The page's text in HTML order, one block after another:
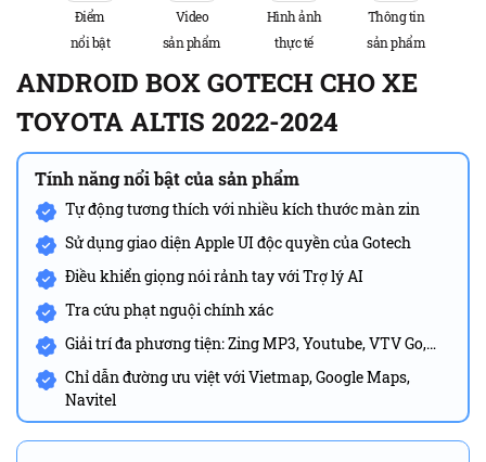
Điểm
nổi bật
Video
sản phẩm
Hình ảnh
thực tế
Thông tin
sản phẩm
ANDROID BOX GOTECH CHO XE
TOYOTA ALTIS 2022-2024
Tính năng nổi bật của sản phẩm
Tự động tương thích với nhiều kích thước màn zin
Sử dụng giao diện Apple UI độc quyền của Gotech
Điều khiển giọng nói rảnh tay với Trợ lý AI
Tra cứu phạt nguội chính xác
Giải trí đa phương tiện: Zing MP3, Youtube, VTV Go,…
Chỉ dẫn đường ưu việt với Vietmap, Google Maps,
Navitel